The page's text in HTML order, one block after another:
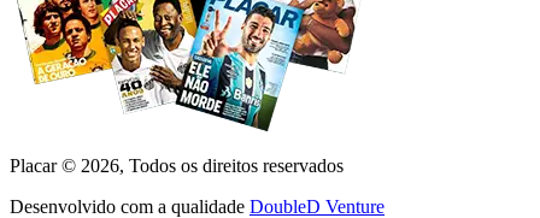
Placar © 2026, Todos os direitos reservados
Desenvolvido com a qualidade DoubleD Venture